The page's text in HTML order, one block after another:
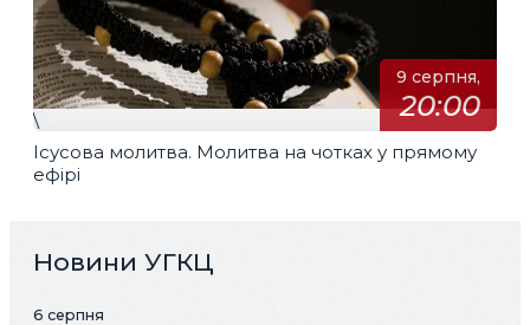
9 серпня,
20:00
\
Ісусова молитва. Молитва на чотках у прямому
ефірі
Новини УГКЦ
6 серпня